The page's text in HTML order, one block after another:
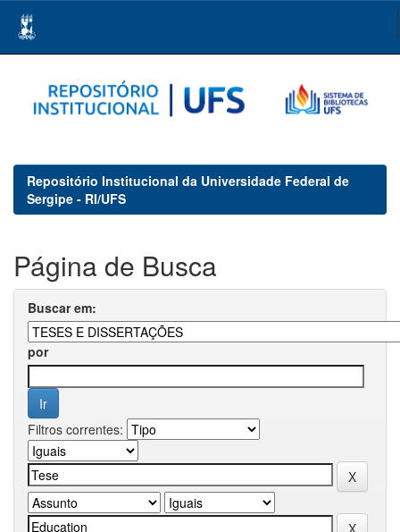
navigation
Repositório Institucional da Universidade Federal de
Sergipe - RI/UFS
Página de Busca
Buscar em:
por
Filtros correntes: